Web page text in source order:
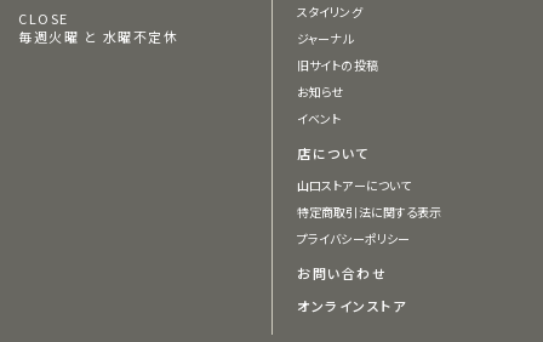
CLOSE
毎週火曜 と 水曜不定休
スタイリング
ジャーナル
旧サイトの投稿
お知らせ
イベント
店について
山口ストアーについて
特定商取引法に関する表示
プライバシーポリシー
お問い合わせ
オンラインストア